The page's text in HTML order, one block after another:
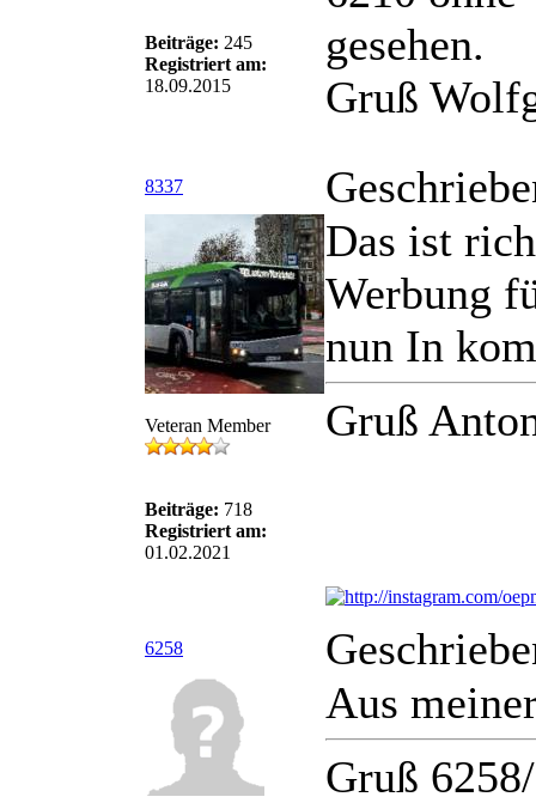
Beiträge: 245
Registriert am:
18.09.2015
gesehen.
Gruß
8337
Veteran Member
Beiträge: 718
Registriert am:
01.02.2021
Das ist
Werbung
nun In
Gruß
6258
Aus
Gruß